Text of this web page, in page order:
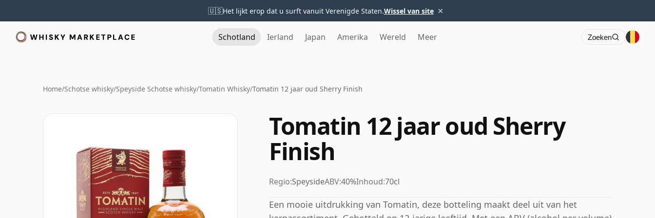
🇺🇸Het lijkt erop dat u surft vanuit Verenigde Staten.Wissel van site ×
Schotland Ierland Japan Amerika Wereld Meer Zoeken
Home/Schotse whisky/Speyside Schotse whisky/Tomatin Whisky/Tomatin 12 jaar oud Sherry Finish
Tomatin 12 jaar oud Sherry
Finish
Regio:SpeysideABV:40%Inhoud:70cl
Een mooie uitdrukking van Tomatin, deze botteling maakt deel uit van het